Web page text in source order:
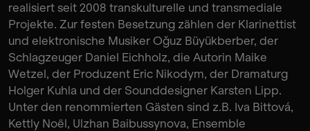
realisiert seit 2008 transkulturelle und transmediale
Projekte. Zur festen Besetzung zählen der Klarinettist
und elektronische Musiker Oǧuz Büyükberber, der
Schlagzeuger Daniel Eichholz, die Autorin Maike
Wetzel, der Produzent Eric Nikodym, der Dramaturg
Holger Kuhla und der Sounddesigner Karsten Lipp.
Unter den renommierten Gästen sind z.B. Iva Bittová,
Kettly Noël, Ulzhan Baibussynova, Ensemble